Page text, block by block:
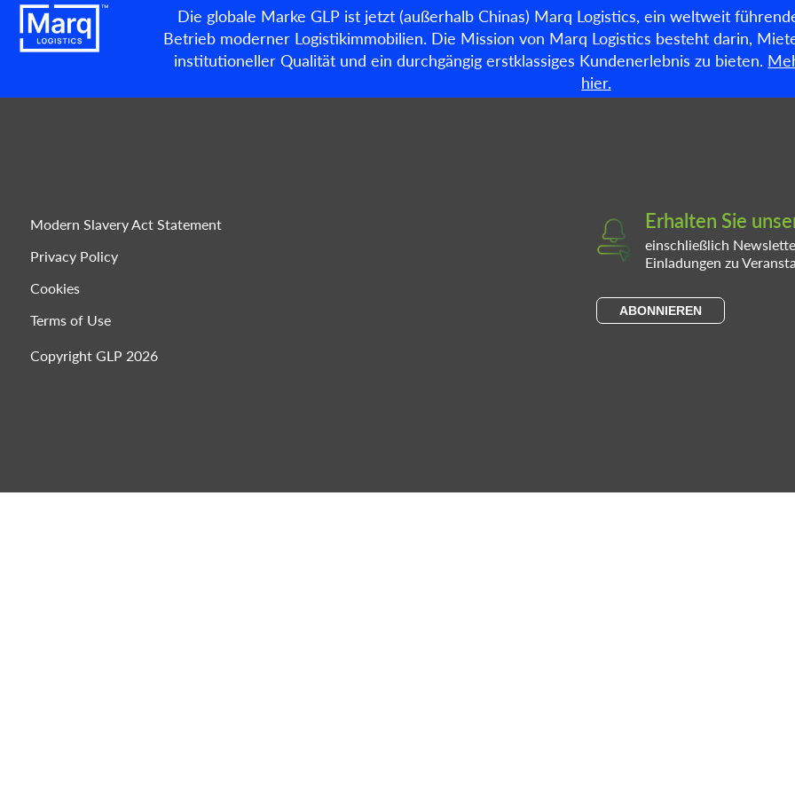
Die globale Marke GLP ist jetzt (außerhalb Chinas) Marq Logistics, ein weltweit
Betrieb moderner Logistikimmobilien. Die Mission von Marq Logistics besteht darin,
institutioneller Qualität und ein durchgängig erstklassiges Kundenerlebnis zu bieten.
hier.
Verfügbare flächen Über
Modern Slavery Act Statement
Privacy Policy
Cookies
Terms of Use
Copyright GLP 2026
Erhalten Sie
einschließlich
Einladungen zu
ABONNIEREN